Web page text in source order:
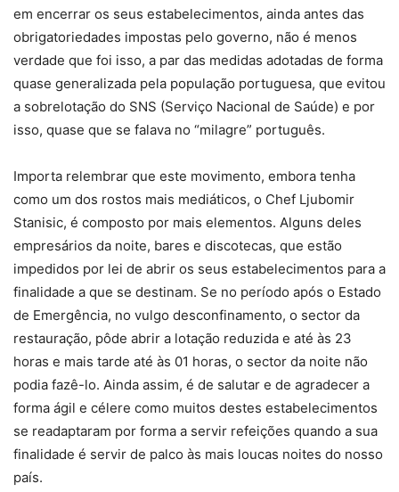
em encerrar os seus estabelecimentos, ainda antes das
obrigatoriedades impostas pelo governo, não é menos
verdade que foi isso, a par das medidas adotadas de forma
quase generalizada pela população portuguesa, que evitou
a sobrelotação do SNS (Serviço Nacional de Saúde) e por
isso, quase que se falava no “milagre” português.
Importa relembrar que este movimento, embora tenha
como um dos rostos mais mediáticos, o Chef Ljubomir
Stanisic, é composto por mais elementos. Alguns deles
empresários da noite, bares e discotecas, que estão
impedidos por lei de abrir os seus estabelecimentos para a
finalidade a que se destinam. Se no período após o Estado
de Emergência, no vulgo desconfinamento, o sector da
restauração, pôde abrir a lotação reduzida e até às 23
horas e mais tarde até às 01 horas, o sector da noite não
podia fazê-lo. Ainda assim, é de salutar e de agradecer a
forma ágil e célere como muitos destes estabelecimentos
se readaptaram por forma a servir refeições quando a sua
finalidade é servir de palco às mais loucas noites do nosso
país.